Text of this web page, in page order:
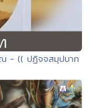
- (( ปฏิจจสมุปบาท